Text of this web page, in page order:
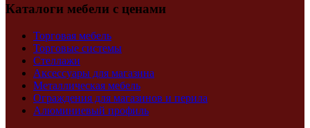
Каталоги мебели с ценами
Торговая мебель
Торговые системы
Стеллажи
Аксессуары для магазина
Металлическая мебель
Ограждения для магазинов и перила
Алюминиевый профиль